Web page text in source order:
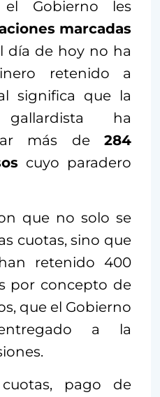
el Gobierno les
marcadas
día de hoy no ha
retenido a
significa que la
gallardista ha
más de 284
cuyo paradero
que no solo se
cuotas, sino que
retenido 400
por concepto de
que el Gobierno
a la
pago de